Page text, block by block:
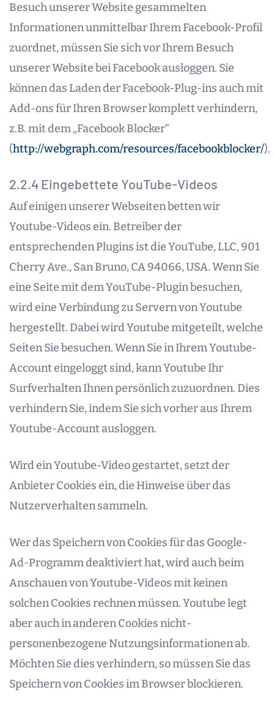
Besuch unserer Website gesammelten
Informationen unmittelbar Ihrem Facebook-Profil
zuordnet, müssen Sie sich vor Ihrem Besuch
unserer Website bei Facebook ausloggen. Sie
können das Laden der Facebook-Plug-ins auch mit
Add-ons für Ihren Browser komplett verhindern,
z.B. mit dem „Facebook Blocker“
(http://webgraph.com/resources/facebookblocker/).
2.2.4 Eingebettete YouTube-Videos
Auf einigen unserer Webseiten betten wir
Youtube-Videos ein. Betreiber der
entsprechenden Plugins ist die YouTube, LLC, 901
Cherry Ave., San Bruno, CA 94066, USA. Wenn Sie
eine Seite mit dem YouTube-Plugin besuchen,
wird eine Verbindung zu Servern von Youtube
hergestellt. Dabei wird Youtube mitgeteilt, welche
Seiten Sie besuchen. Wenn Sie in Ihrem Youtube-
Account eingeloggt sind, kann Youtube Ihr
Surfverhalten Ihnen persönlich zuzuordnen. Dies
verhindern Sie, indem Sie sich vorher aus Ihrem
Youtube-Account ausloggen.
Wird ein Youtube-Video gestartet, setzt der
Anbieter Cookies ein, die Hinweise über das
Nutzerverhalten sammeln.
Wer das Speichern von Cookies für das Google-
Ad-Programm deaktiviert hat, wird auch beim
Anschauen von Youtube-Videos mit keinen
solchen Cookies rechnen müssen. Youtube legt
aber auch in anderen Cookies nicht-
personenbezogene Nutzungsinformationen ab.
Möchten Sie dies verhindern, so müssen Sie das
Speichern von Cookies im Browser blockieren.